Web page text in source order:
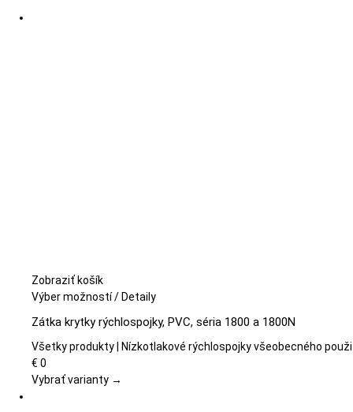
Zobraziť košík
Výber možnostíTento
má
viacero
Možnosti
/Detaily
Zátka krytky rýchlospojky, PVC, séria 1800 a 1800N
Všetky produkty | Nízkotlakové rýchlospojky všeobecného
€ 0
Vybrať varianty →